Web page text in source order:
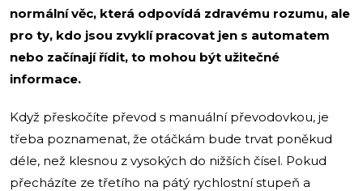
normální věc, která odpovídá zdravému rozumu, ale
pro ty, kdo jsou zvyklí pracovat jen s automatem
nebo začínají řídit, to mohou být užitečné
informace.
Když přeskočíte převod s manuální převodovkou, je
třeba poznamenat, že otáčkám bude trvat poněkud
déle, než klesnou z vysokých do nižších čísel. Pokud
přecházíte ze třetího na pátý rychlostní stupeň a